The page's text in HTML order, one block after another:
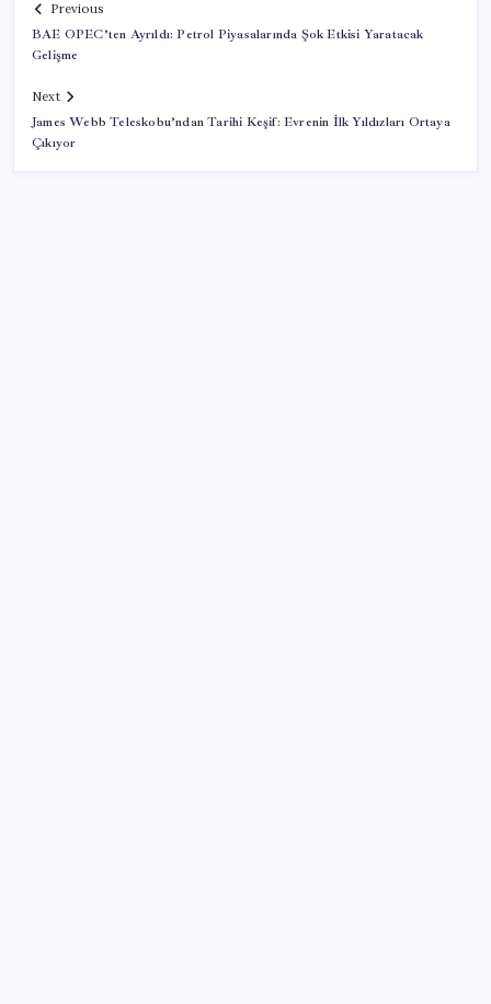
Previous
BAE OPEC’ten Ayrıldı: Petrol Piyasalarında Şok Etkisi Yaratacak
Gelişme
Next
James Webb Teleskobu’ndan Tarihi Keşif: Evrenin İlk Yıldızları Ortaya
Çıkıyor